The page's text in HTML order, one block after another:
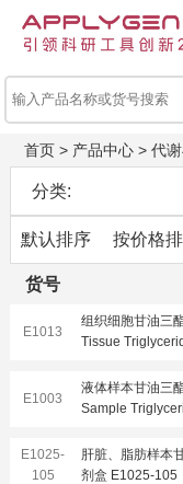
首页> 产品中心> 代
分类:
默认排序 按价格
货号
E1013
组织细胞甘油三
Tissue
E1003
液体样本甘油三
Sample
E1025-
105
肝脏、脂肪样本
剂盒 E1025-105